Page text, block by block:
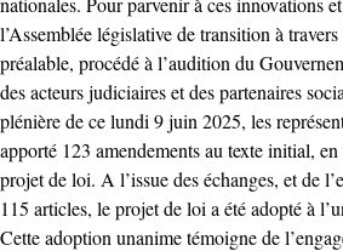
l’Assemblée législative de transition à
préalable, procédé à l’audition du
des acteurs judiciaires et des partenaires
plénière de ce lundi 9 juin 2025, les
apporté 123 amendements au texte initial,
projet de loi. A l’issue des échanges, et de
115 articles, le projet de loi a été adopté à
Cette adoption unanime témoigne de